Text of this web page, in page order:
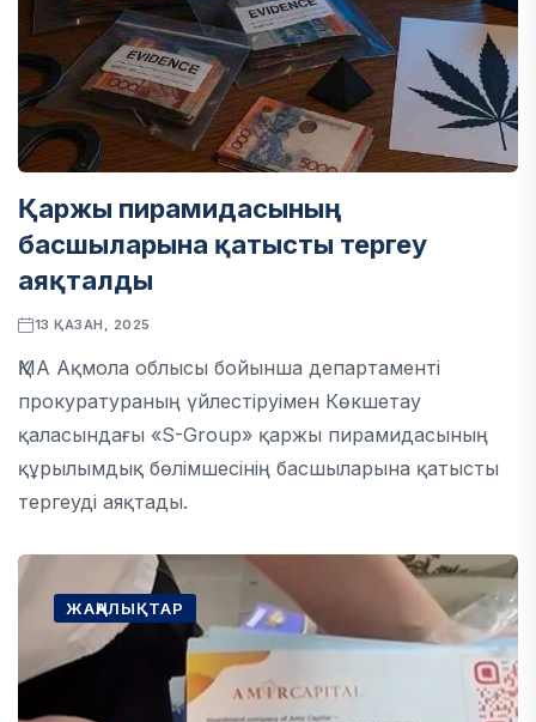
Қаржы пирамидасының
басшыларына қатысты тергеу
аяқталды
13 ҚАЗАН, 2025
ҚМА Ақмола облысы бойынша департаменті
прокуратураның үйлестіруімен Көкшетау
қаласындағы «S-Group» қаржы пирамидасының
құрылымдық бөлімшесінің басшыларына қатысты
тергеуді аяқтады.
ЖАҢАЛЫҚТАР